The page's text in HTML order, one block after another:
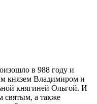
в 988 году и
князем Владимиром и
княгиней Ольгой. И
святым, а также